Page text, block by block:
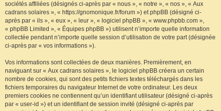
sociétés affiliées (désignés ci-après par « nous », « notre », « nos », « Aux
cadrans solaires », « https://gnomonique.fr/forum ») et phpBB (désigné ci-
après par « ils », « eux », « leur », « logiciel phpBB », « www.phpbb.com »,
« phpBB Limited », « Équipes phpBB ») utilisent n’importe quelle information
collectée pendant n’importe quelle session d’utilisation de votre part (désignée
ci-après par « vos informations »).
Vos informations sont collectées de deux manières. Premièrement, en
naviguant sur « Aux cadrans solaires », le logiciel phpBB créera un certain
nombre de cookies, qui sont des petits fichiers textes téléchargés dans les
fichiers temporaires du navigateur Internet de votre ordinateur. Les deux
premiers cookies ne contiennent qu’un identifiant utilisateur (désigné ci-après
par « user-id ») et un identifiant de session invité (désigné ci-après par